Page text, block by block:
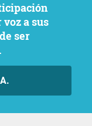
a sus
ser